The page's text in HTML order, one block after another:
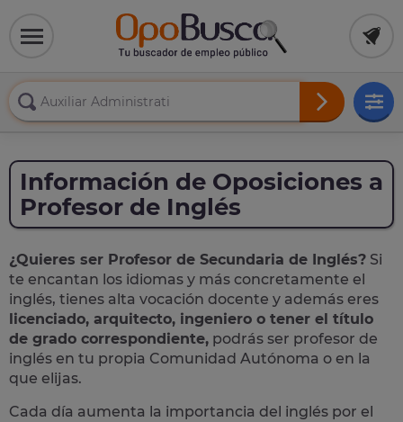
Información de Oposiciones a
Profesor de Inglés
¿Quieres ser Profesor de Secundaria de Inglés? Si
te encantan los idiomas y más concretamente el
inglés, tienes alta vocación docente y además eres
licenciado, arquitecto, ingeniero o tener el título
de grado correspondiente, podrás ser profesor de
inglés en tu propia Comunidad Autónoma o en la
que elijas.
Cada día aumenta la importancia del inglés por el